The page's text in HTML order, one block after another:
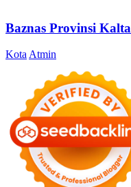
Baznas Provinsi
Kota Atmin